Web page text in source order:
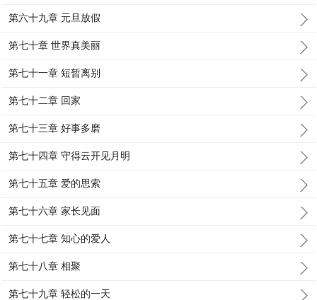
第六十九章 元旦放假
第七十章 世界真美丽
第七十一章 短暂离别
第七十二章 回家
第七十三章 好事多磨
第七十四章 守得云开见月明
第七十五章 爱的思索
第七十六章 家长见面
第七十七章 知心的爱人
第七十八章 相聚
第七十九章 轻松的一天